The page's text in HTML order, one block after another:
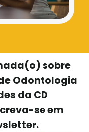
sobre
Odontologia
da CD
se em